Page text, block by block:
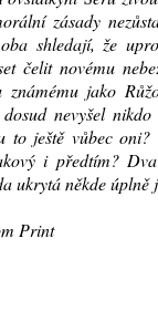
zásady
shledají, že
čelit novému
známému jako
nevyšel
to ještě vůbec oni?
i předtím?
ukrytá někde úplně
Print